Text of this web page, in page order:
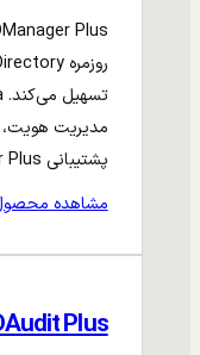
مدیریت هویت،
پشتیبانی ADManager Plus را انجام می‌دهد.
مشاهده
Plus